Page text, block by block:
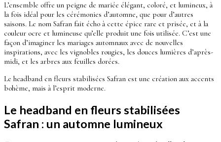
L’ensemble offre un peigne de mariée élégant, coloré, et lumineux, à
la fois idéal pour les cérémonies d’automne, que pour d’autres
saisons. Le nom Safran fait écho à cette épice rare et prisée, et à la
couleur ocre et lumineuse qu’elle produit une fois utilisée. C’est une
façon d’imaginer les mariages automnaux avec de nouvelles
inspirations, avec les vignobles rougies, les douces lumières d’après-
midi, et les arbres aux feuilles dorées.
Le headband en fleurs stabilisées Safran est une création aux accents
bohème, mais à l’esprit moderne.
Le headband en fleurs stabilisées
Safran : un automne lumineux